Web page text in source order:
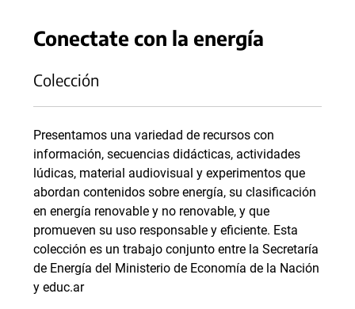
Conectate con la energía
Colección
Presentamos una variedad de recursos con
información, secuencias didácticas, actividades
lúdicas, material audiovisual y experimentos que
abordan contenidos sobre energía, su clasificación
en energía renovable y no renovable, y que
promueven su uso responsable y eficiente. Esta
colección es un trabajo conjunto entre la Secretaría
de Energía del Ministerio de Economía de la Nación
y educ.ar